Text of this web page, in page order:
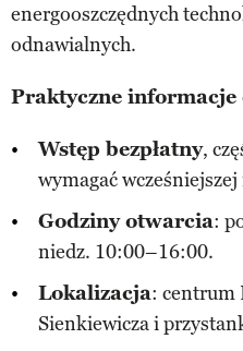
energooszczędnych
odnawialnych.
Praktyczne
Wstęp bezpłatny,
wymagać
Godziny otwarcia:
niedz. 10:00–16:00.
Lokalizacja: centrum
Sienkiewicza i